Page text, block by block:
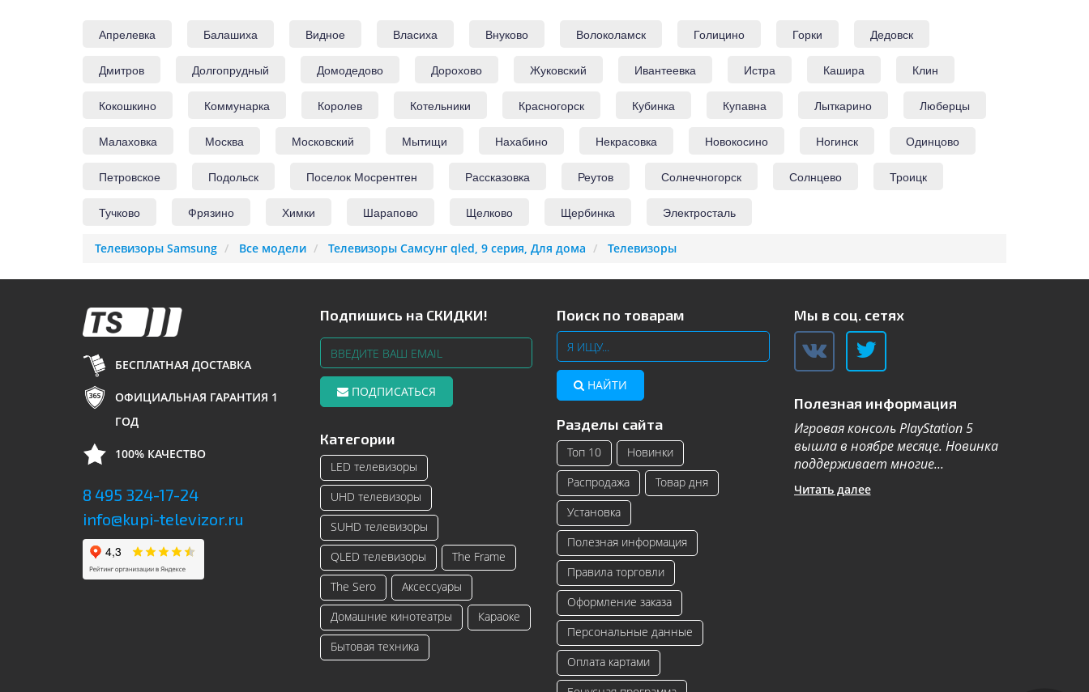
Апрелевка Балашиха Видное Власиха Внуково Волоколамск Голицино Горки Дедовск
Дмитров Долгопрудный Домодедово Дорохово Жуковский Ивантеевка Истра Кашира Клин
Кокошкино Коммунарка Королев Котельники Красногорск Кубинка Купавна Лыткарино Люберцы
Малаховка Москва Московский Мытищи Нахабино Некрасовка Новокосино Ногинск Одинцово
Петровское Подольск Поселок Мосрентген Рассказовка Реутов Солнечногорск Солнцево Троицк
Тучково Фрязино Химки Шарапово Щелково Щербинка Электросталь
Телевизоры Samsung Все модели Телевизоры Самсунг qled, 9 серия, Для дома Телевизоры
БЕСПЛАТНАЯ ДОСТАВКА
ОФИЦИАЛЬНАЯ ГАРАНТИЯ 1
ГОД
100% КАЧЕСТВО
8 495 324-17-24
info@kupi-televizor.ru
Подпишись на СКИДКИ!
ПОДПИСАТЬСЯ
Категории
LED телевизоры
UHD телевизоры
SUHD телевизоры
QLED телевизоры
The Frame
The Sero
Аксессуары
Домашние кинотеатры
Караоке
Бытовая техника
Поиск по товарам
НАЙТИ
Разделы сайта
Топ 10
Новинки
Распродажа
Товар дня
Установка
Полезная информация
Правила торговли
Оформление заказа
Персональные данные
Оплата картами
Мы в соц. сетях
Полезная информация
Телевизоры Samsung с изогнутым
экраном – инновационные модели
телевизоро...
Читать далее
Читать далее
Игровая консоль PlayStation 5
вышла в ноябре месяце. Новинка
поддерживает многие...
Читать далее